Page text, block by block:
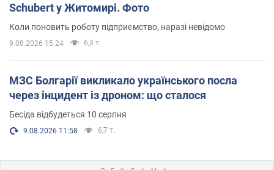
Schubert у Житомирі. Фото
Коли поновить роботу підприємство, наразі невідомо
9.08.2026 15:24 6,3 т.
МЗС Болгарії викликало українського посла
через інцидент із дроном: що сталося
Бесіда відбудеться 10 серпня
9.08.2026 11:58 6,7 т.